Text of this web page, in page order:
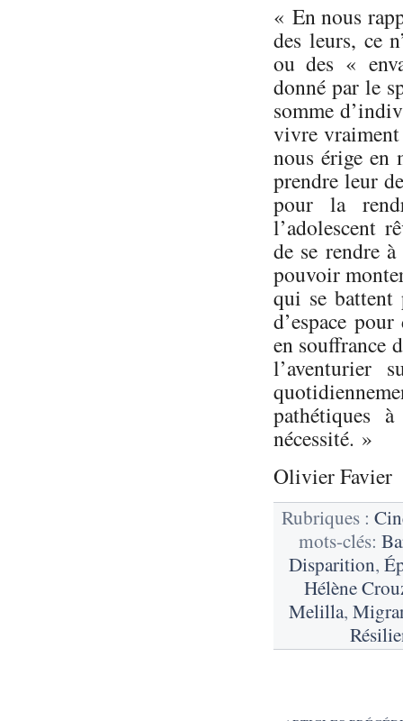
« En nous
des leurs, ce
ou des «
donné par le
somme
vivre vraiment
nous érige en
prendre leur
pour la
l’adolescent
de se rendre
pouvoir
qui se battent
d’espace
en souffrance
l’aventurier
pathétiques
nécessité. »
Olivier Favier
Rubriques :
mots-clés:
Disparition,
Hélène
Melilla,